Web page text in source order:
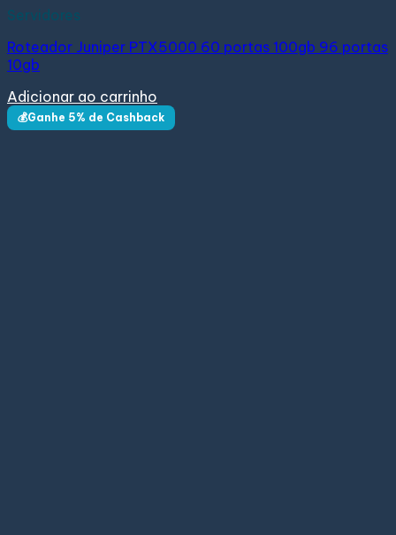
Servidores
Roteador Juniper PTX5000 60 portas 100gb 96 portas
10gb
Adicionar ao carrinho
💰Ganhe 5% de Cashback